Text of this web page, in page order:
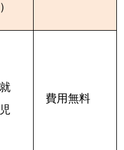
費用無料